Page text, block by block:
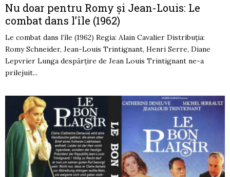
Nu doar pentru Romy și Jean-Louis: Le
combat dans l’île (1962)
Le combat dans l’île (1962) Regia: Alain Cavalier Distribuția:
Romy Schneider, Jean-Louis Trintignant, Henri Serre, Diane
Lepvrier Lunga despărțire de Jean Louis Trintignant ne-a
prilejuit...